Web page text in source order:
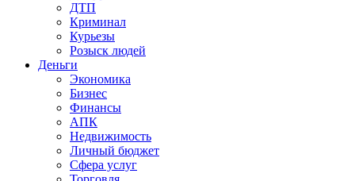
ДТП
Криминал
Курьезы
Розыск людей
Деньги
Экономика
Бизнес
Финансы
АПК
Недвижимость
Личный бюджет
Сфера услуг